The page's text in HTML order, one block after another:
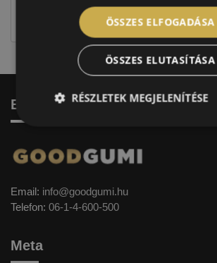
címkével ellátott abroncs kerül kiszállításra.
Elérhetőség
Email: info@goodgumi.hu
Telefon: 06-1-4-600-500
Meta
ÖSSZES ELFOGADÁSA
ÖSSZES ELUTASÍTÁSA
RÉSZLETEK MEGJELENÍTÉSE